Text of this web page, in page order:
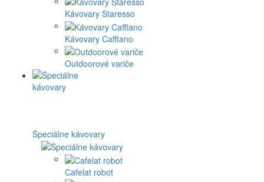
Kávovary Staresso
Kávovary Cafflano
Outdoorové variče
Špeciálne kávovary
Cafelat robot